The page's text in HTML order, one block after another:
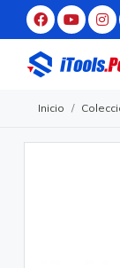
Inicio